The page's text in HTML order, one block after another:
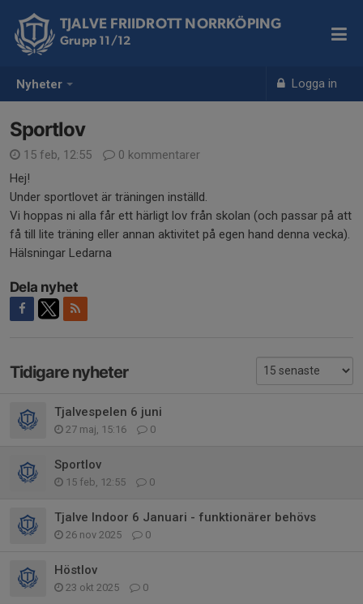
Nyheter Logga in
TJALVE FRIIDROTT NORRKÖPING
Grupp 11/12
Sportlov
15 feb, 12:55
0 kommentarer
Hej!
Under sportlovet är träningen inställd.
Vi hoppas ni alla får ett härligt lov från skolan (och passar på att
få till lite träning eller annan aktivitet på egen hand denna vecka).
Hälsningar Ledarna
Dela nyhet
Tidigare nyheter
Tjalvespelen 6 juni
27 maj, 15:16 0
Sportlov
15 feb, 12:55 0
Tjalve Indoor 6 Januari - funktionärer behövs
26 nov 2025 0
Höstlov
23 okt 2025 0